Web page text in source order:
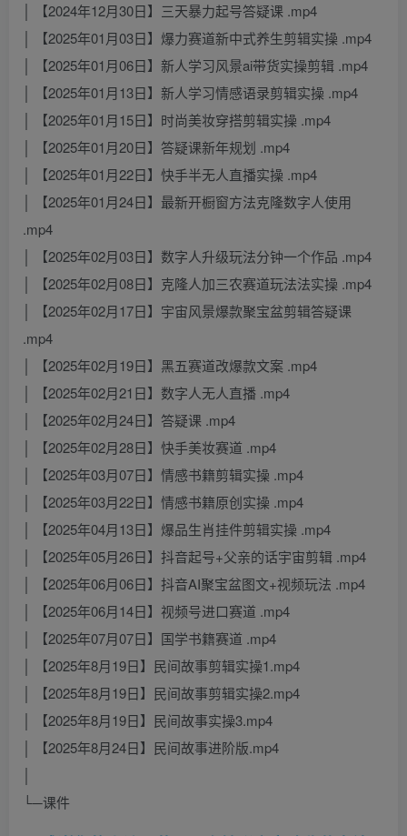
│ 【2024年12月30日】三天暴力起号答疑课 .mp4
│ 【2025年01月03日】爆力赛道新中式养生剪辑实操 .mp4
│ 【2025年01月06日】新人学习风景ai带货实操剪辑 .mp4
│ 【2025年01月13日】新人学习情感语录剪辑实操 .mp4
│ 【2025年01月15日】时尚美妆穿搭剪辑实操 .mp4
│ 【2025年01月20日】答疑课新年规划 .mp4
│ 【2025年01月22日】快手半无人直播实操 .mp4
│ 【2025年01月24日】最新开橱窗方法克隆数字人使用
.mp4
│ 【2025年02月03日】数字人升级玩法分钟一个作品 .mp4
│ 【2025年02月08日】克隆人加三农赛道玩法法实操 .mp4
│ 【2025年02月17日】宇宙风景爆款聚宝盆剪辑答疑课
.mp4
│ 【2025年02月19日】黑五赛道改爆款文案 .mp4
│ 【2025年02月21日】数字人无人直播 .mp4
│ 【2025年02月24日】答疑课 .mp4
│ 【2025年02月28日】快手美妆赛道 .mp4
│ 【2025年03月07日】情感书籍剪辑实操 .mp4
│ 【2025年03月22日】情感书籍原创实操 .mp4
│ 【2025年04月13日】爆品生肖挂件剪辑实操 .mp4
│ 【2025年05月26日】抖音起号+父亲的话宇宙剪辑 .mp4
│ 【2025年06月06日】抖音AI聚宝盆图文+视频玩法 .mp4
│ 【2025年06月14日】视频号进口赛道 .mp4
│ 【2025年07月07日】国学书籍赛道 .mp4
│ 【2025年8月19日】民间故事剪辑实操1.mp4
│ 【2025年8月19日】民间故事剪辑实操2.mp4
│ 【2025年8月19日】民间故事实操3.mp4
│ 【2025年8月24日】民间故事进阶版.mp4
└─课件